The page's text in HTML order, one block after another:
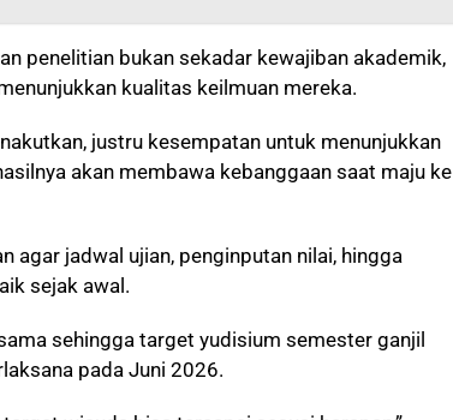
penelitian bukan sekadar kewajiban akademik,
kualitas keilmuan mereka.
justru kesempatan untuk menunjukkan
akan membawa kebanggaan saat maju ke
agar jadwal ujian, penginputan nilai, hingga
sejak awal.
sehingga target yudisium semester ganjil
pada Juni 2026.